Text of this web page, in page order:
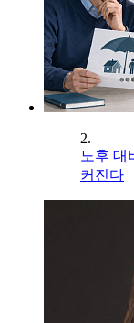
2.
노후 대
커진다